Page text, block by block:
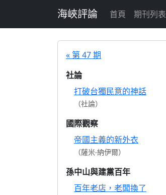
海峽評論 首頁 期刊列表
« 第 47 期
社論
打破台獨民意的神話
（社論）
國際觀察
帝國主義的新外衣
（薩米‧納伊爾）
孫中山與建黨百年
百年老店，老闆換了